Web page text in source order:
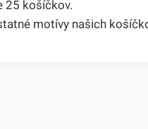
25 košíčkov.
motívy našich